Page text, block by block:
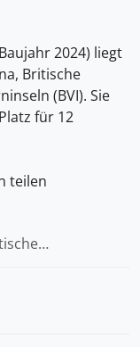
2024) liegt
Britische
(BVI). Sie
für 12
teilen